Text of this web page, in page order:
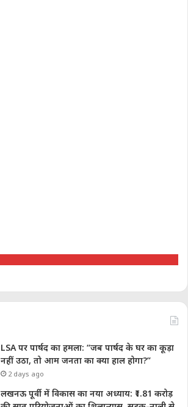
LSA पर पार्षद का हमला: “जब पार्षद के घर का कूड़ा
नहीं उठा, तो आम जनता का क्या हाल होगा?”
2 days ago
लखनऊ पूर्वी में विकास का नया अध्याय: ₹1.81 करोड़